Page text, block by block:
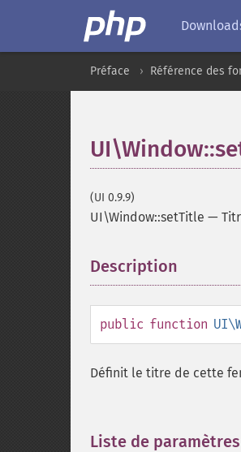
Préface Référence des
(UI 0.9.9)
UI\Window::setTitle —
Description
public function
Définit le titre de cette
Liste de paramètres